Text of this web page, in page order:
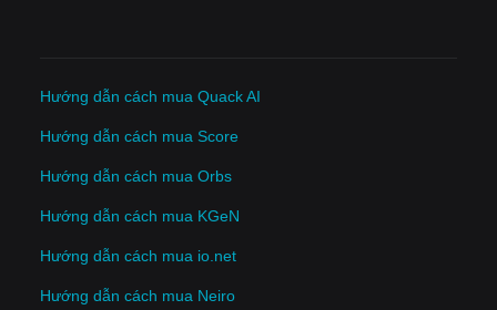
Hướng dẫn cách mua Quack AI
Hướng dẫn cách mua Score
Hướng dẫn cách mua Orbs
Hướng dẫn cách mua KGeN
Hướng dẫn cách mua io.net
Hướng dẫn cách mua Neiro